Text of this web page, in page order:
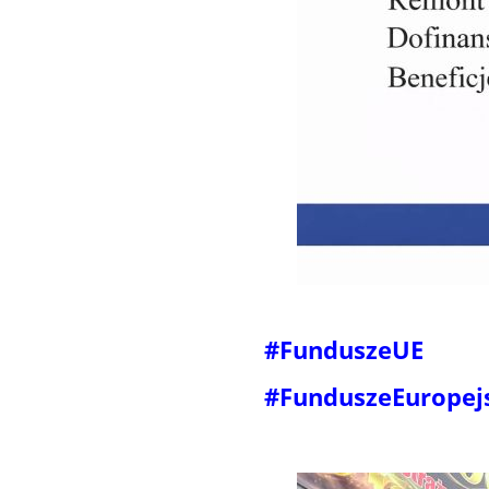
#FunduszeUE